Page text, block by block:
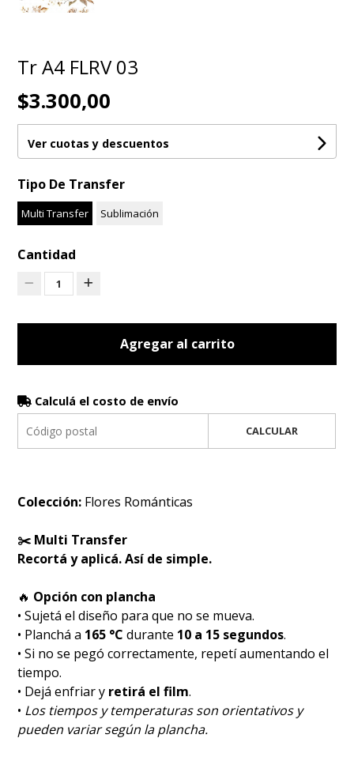
Tr A4 FLRV 03
$3.300,00
Ver cuotas y descuentos
Tipo De Transfer
Multi Transfer Sublimación
Cantidad
1
Agregar al carrito
Calculá el costo de envío
CALCULAR
Colección: Flores Románticas
✂️ Multi Transfer
Recortá y aplicá. Así de simple.
🔥 Opción con plancha
• Sujetá el diseño para que no se mueva.
• Planchá a 165 °C durante 10 a 15 segundos.
• Si no se pegó correctamente, repetí aumentando el
tiempo.
• Dejá enfriar y retirá el film.
• Los tiempos y temperaturas son orientativos y
pueden variar según la plancha.